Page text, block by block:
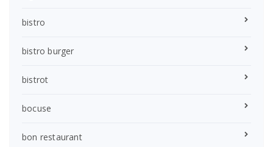
bistro
bistro burger
bistrot
bocuse
bon restaurant